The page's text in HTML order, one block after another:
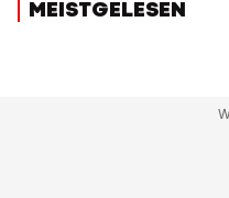
MEISTGELESEN